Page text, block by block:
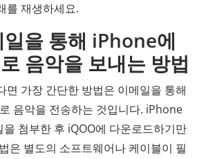
를 재생하세요.
을 통해 iPhone에
음악을 보내는 방법
면 가장 간단한 방법은 이메일을 통해
음악을 전송하는 것입니다. iPhone
첨부한 후 iQOO에 다운로드하기만
은 별도의 소프트웨어나 케이블이 필